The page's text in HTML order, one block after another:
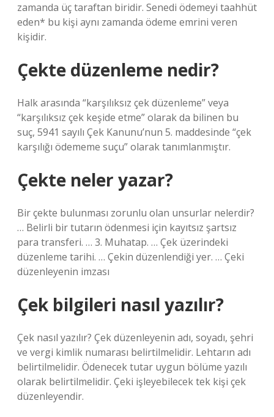
zamanda üç taraftan biridir. Senedi ödemeyi taahhüt
eden* bu kişi aynı zamanda ödeme emrini veren
kişidir.
Çekte düzenleme nedir?
Halk arasında “karşılıksız çek düzenleme” veya
“karşılıksız çek keşide etme” olarak da bilinen bu
suç, 5941 sayılı Çek Kanunu’nun 5. maddesinde “çek
karşılığı ödememe suçu” olarak tanımlanmıştır.
Çekte neler yazar?
Bir çekte bulunması zorunlu olan unsurlar nelerdir?
… Belirli bir tutarın ödenmesi için kayıtsız şartsız
para transferi. … 3. Muhatap. … Çek üzerindeki
düzenleme tarihi. … Çekin düzenlendiği yer. … Çeki
düzenleyenin imzası
Çek bilgileri nasıl yazılır?
Çek nasıl yazılır? Çek düzenleyenin adı, soyadı, şehri
ve vergi kimlik numarası belirtilmelidir. Lehtarın adı
belirtilmelidir. Ödenecek tutar uygun bölüme yazılı
olarak belirtilmelidir. Çeki işleyebilecek tek kişi çek
düzenleyendir.